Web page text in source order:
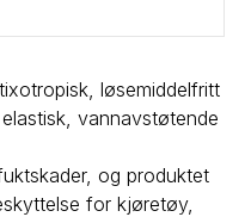
løsemiddelfritt
vannavstøtende
og produktet
for kjøretøy,